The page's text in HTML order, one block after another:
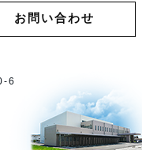
お問い合わせ
6